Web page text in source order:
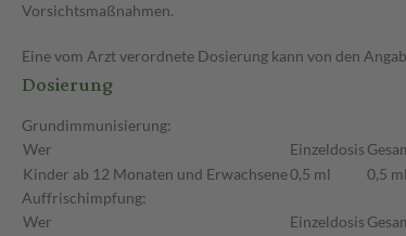
Vorsichtsmaßnahmen.
Eine vom Arzt verordnete Dosierung kann von den
Dosierung
Grundimmunisierung:
Wer
Einzeldosis
Kinder ab 12 Monaten und Erwachsene0,5 ml 0,5 ml
Auffrischimpfung:
Wer
Einzeldosis